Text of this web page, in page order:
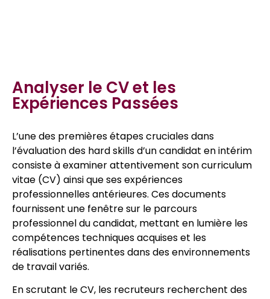
Analyser le CV et les
Expériences Passées
L’une des premières étapes cruciales dans
l’évaluation des hard skills d’un candidat en intérim
consiste à examiner attentivement son curriculum
vitae (CV) ainsi que ses expériences
professionnelles antérieures. Ces documents
fournissent une fenêtre sur le parcours
professionnel du candidat, mettant en lumière les
compétences techniques acquises et les
réalisations pertinentes dans des environnements
de travail variés.
En scrutant le CV, les recruteurs recherchent des